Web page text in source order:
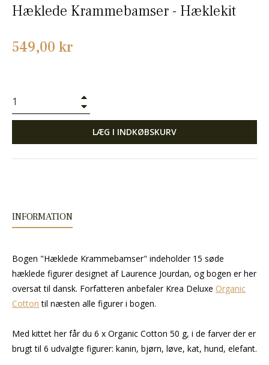
Hæklede Krammebamser - Hæklekit
Normalpris
549,00 kr
LÆG I INDKØBSKURV
INFORMATION
Bogen "Hæklede Krammebamser" indeholder 15 søde
hæklede figurer designet af Laurence Jourdan, og bogen er her
oversat til dansk. Forfatteren anbefaler Krea Deluxe Organic
Cotton til næsten alle figurer i bogen.
Med kittet her får du 6 x Organic Cotton 50 g, i de farver der er
brugt til 6 udvalgte figurer: kanin, bjørn, løve, kat, hund, elefant.